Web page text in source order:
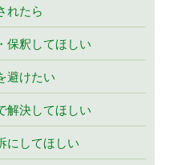
れたら
保釈してほしい
避けたい
解決してほしい
にしてほしい